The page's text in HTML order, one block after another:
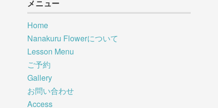
メニュー
Home
Nanakuru Flowerについて
Lesson Menu
ご予約
Gallery
お問い合わせ
Access